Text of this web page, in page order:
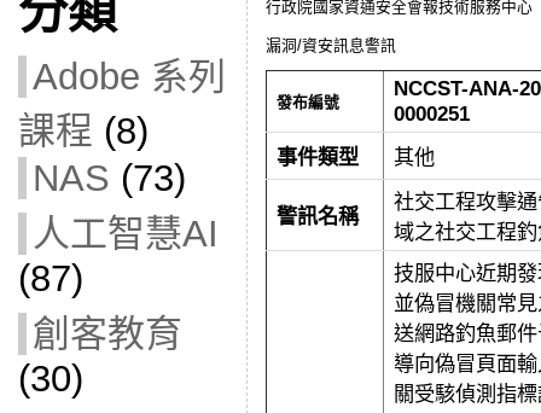
Adobe 系列
課程 (8)
NAS (73)
人工智慧AI
(87)
創客教育
(30)
行政院國家資通安全會報技術服務中心
漏洞/資安訊息警訊
發布編號
NCCST-ANA-
0000251
事件類型
其他
警訊名稱
社交工程攻擊
域之社交工程
技服中心近期
並偽冒機關常
送網路釣魚郵
導向偽冒頁面
關受駭偵測指